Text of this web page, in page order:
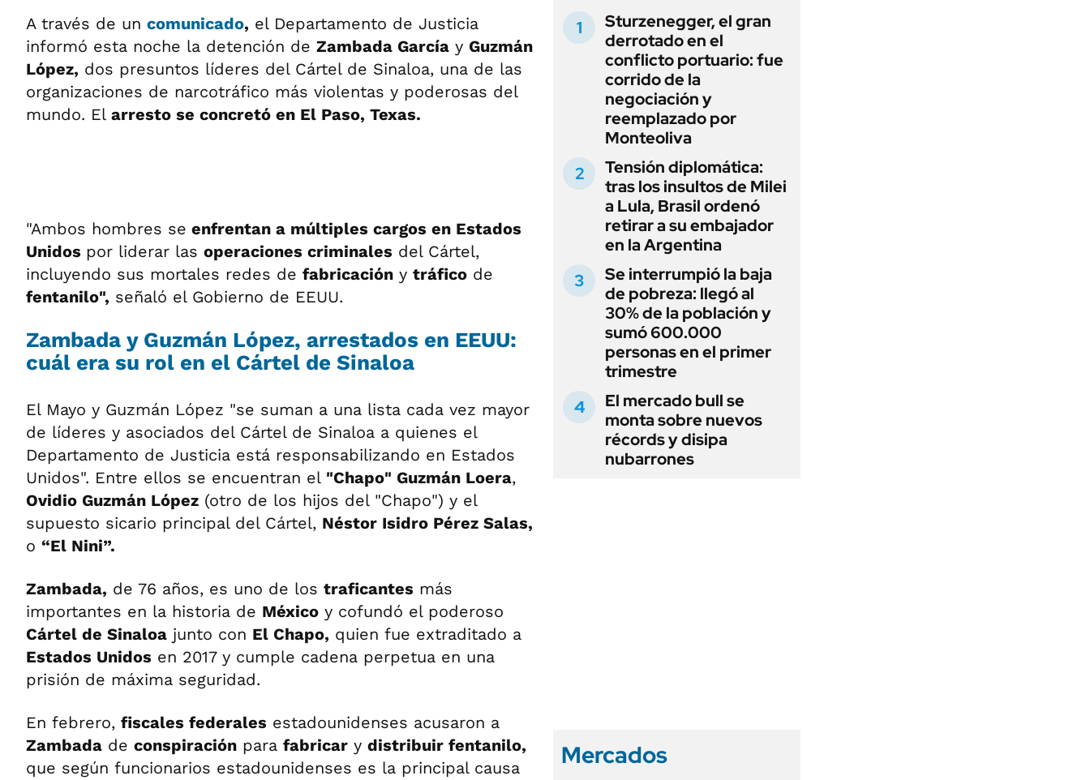
A través de un comunicado, el Departamento de Justicia
informó esta noche la detención de Zambada García y Guzmán
López, dos presuntos líderes del Cártel de Sinaloa, una de las
organizaciones de narcotráfico más violentas y poderosas del
mundo. El arresto se concretó en El Paso, Texas.
"Ambos hombres se enfrentan a múltiples cargos en Estados
Unidos por liderar las operaciones criminales del Cártel,
incluyendo sus mortales redes de fabricación y tráfico de
fentanilo", señaló el Gobierno de EEUU.
Zambada y Guzmán López, arrestados en EEUU:
cuál era su rol en el Cártel de Sinaloa
El Mayo y Guzmán López "se suman a una lista cada vez mayor
de líderes y asociados del Cártel de Sinaloa a quienes el
Departamento de Justicia está responsabilizando en Estados
Unidos". Entre ellos se encuentran el "Chapo" Guzmán Loera,
Ovidio Guzmán López (otro de los hijos del "Chapo") y el
supuesto sicario principal del Cártel, Néstor Isidro Pérez Salas,
o “El Nini”.
Zambada, de 76 años, es uno de los traficantes más
importantes en la historia de México y cofundó el poderoso
Cártel de Sinaloa junto con El Chapo, quien fue extraditado a
Estados Unidos en 2017 y cumple cadena perpetua en una
prisión de máxima seguridad.
En febrero, fiscales federales estadounidenses acusaron a
Zambada de conspiración para fabricar y distribuir fentanilo,
que según funcionarios estadounidenses es la principal causa
Sturzenegger, el gran
derrotado en el
conflicto portuario: fue
corrido de la
negociación y
reemplazado por
Monteoliva
Tensión diplomática:
tras los insultos de Milei
a Lula, Brasil ordenó
retirar a su embajador
en la Argentina
Se interrumpió la baja
de pobreza: llegó al
30% de la población y
sumó 600.000
personas en el primer
trimestre
El mercado bull se
monta sobre nuevos
récords y disipa
nubarrones
Mercados